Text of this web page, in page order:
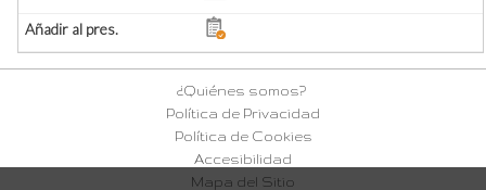
¿Quiénes somos?
Política de Privacidad
Política de Cookies
Accesibilidad
Mapa del Sitio